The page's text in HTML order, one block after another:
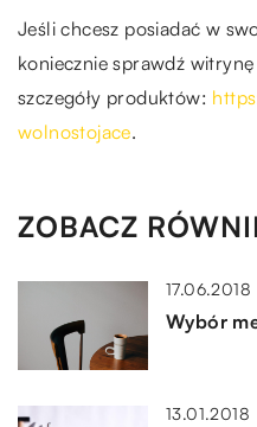
Jeśli chcesz posiadać w
koniecznie sprawdź
szczegóły produktów:
wolnostojace.
ZOBACZ
17.06.2018
Wybór
13.01.2018